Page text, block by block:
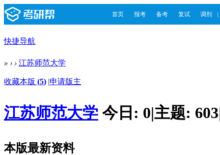
首页 报考 备考 复试 调剂
快捷导航
» › › 江苏师范大学
收藏本版 (5) |申请版主
江苏师范大学 今日: 0|主题: 603
本版最新资料